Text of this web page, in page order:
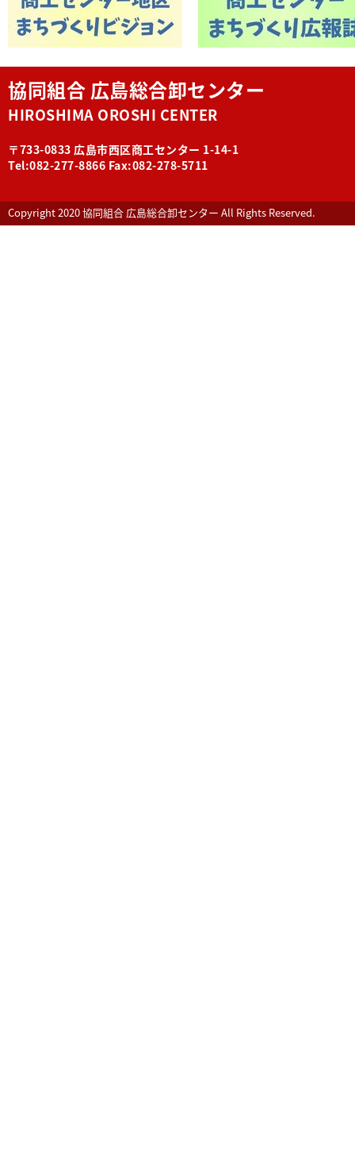
協同組合 広島総合卸センター
HIROSHIMA OROSHI CENTER
〒733-0833 広島市西区商工センター 1-14-1
Tel:082-277-8866 Fax:082-278-5711
Copyright 2020 協同組合 広島総合卸センター All Rights Reserved.